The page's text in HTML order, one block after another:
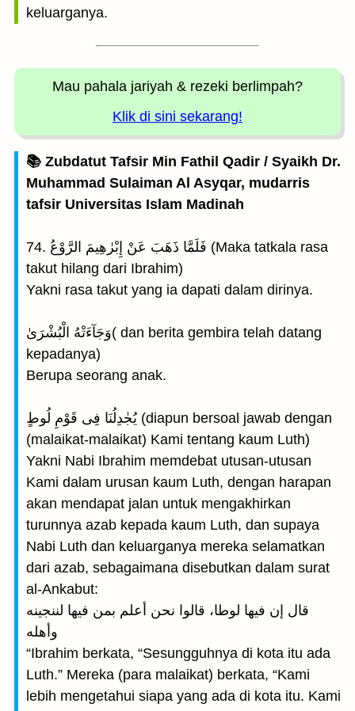
keluarganya.
Mau pahala jariyah & rezeki berlimpah?
Klik di sini sekarang!
📚 Zubdatut Tafsir Min Fathil Qadir / Syaikh Dr.
Muhammad Sulaiman Al Asyqar, mudarris
tafsir Universitas Islam Madinah
74. فَلَمَّا ذَهَبَ عَنْ إِبْرٰهِيمَ الرَّوْعُ (Maka tatkala rasa
takut hilang dari Ibrahim)
Yakni rasa takut yang ia dapati dalam dirinya.
وَجَآءَتْهُ الْبُشْرَىٰ( dan berita gembira telah datang
kepadanya)
Berupa seorang anak.
يُجٰدِلُنَا فِى قَوْمِ لُوطٍ (diapun bersoal jawab dengan
(malaikat-malaikat) Kami tentang kaum Luth)
Yakni Nabi Ibrahim memdebat utusan-utusan
Kami dalam urusan kaum Luth, dengan harapan
akan mendapat jalan untuk mengakhirkan
turunnya azab kepada kaum Luth, dan supaya
Nabi Luth dan keluarganya mereka selamatkan
dari azab, sebagaimana disebutkan dalam surat
al-Ankabut:
قال إن فيها لوطا، قالوا نحن أعلم بمن فيها لننجينه
وأهله
“Ibrahim berkata, “Sesungguhnya di kota itu ada
Luth.” Mereka (para malaikat) berkata, “Kami
lebih mengetahui siapa yang ada di kota itu. Kami